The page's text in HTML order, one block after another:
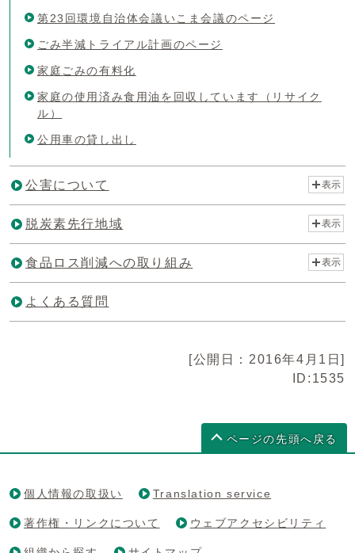
第23回環境自治体会議いこま会議のページ
ごみ半減トライアル計画のページ
家庭ごみの有料化
家庭の使用済み食用油を回収しています（リサイク
ル）
公用車の貸し出し
公害について 表示
脱炭素先行地域 表示
食品ロス削減への取り組み 表示
よくある質問
[公開日：2016年4月1日]
ID:1535
ページの先頭へ戻る
個人情報の取扱い Translation service
著作権・リンクについて ウェブアクセシビリティ